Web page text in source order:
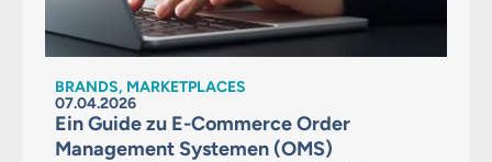
BRANDS, MARKETPLACES
07.04.2026
Ein Guide zu E-Commerce Order
Management Systemen (OMS)